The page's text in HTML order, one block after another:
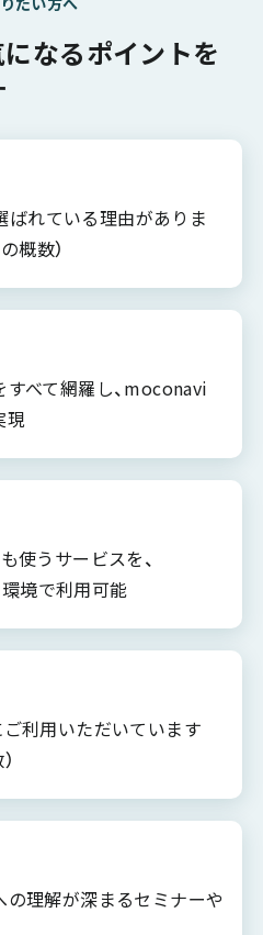
なるポイントを
れている理由がありま
概数）
べて網羅し、moconavi
現
使うサービスを、
境で利用可能
利用いただいています
理解が深まるセミナーや